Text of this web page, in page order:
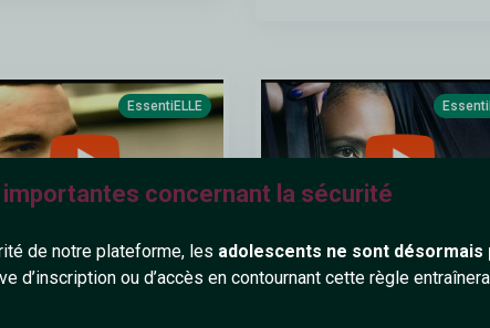
concernant la sécurité
de notre plateforme, les adolescents ne sont désormais
d’inscription ou d’accès en contournant cette règle
EssentiELLE
- F**k It (I Don't Want You
Shy'm - Si tu savais (Audio